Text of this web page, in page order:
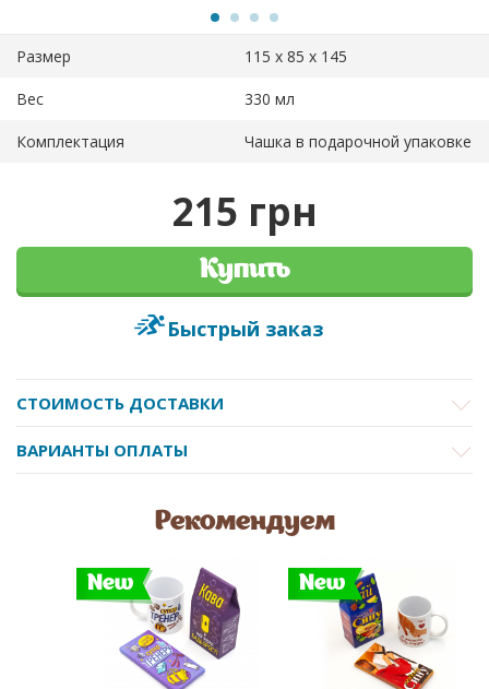
Размер 115 х 85 х 145
Вес 330 мл
Комплектация Чашка в подарочной упаковке
215 грн
Купить
Быстрый заказ
СТОИМОСТЬ ДОСТАВКИ
ВАРИАНТЫ ОПЛАТЫ
Рекомендуем
New New